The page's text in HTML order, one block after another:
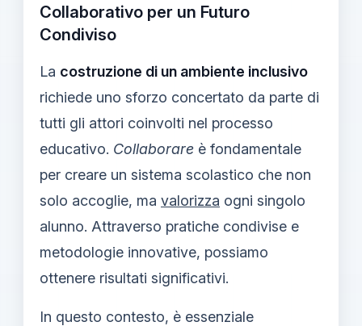
Collaborativo per un Futuro
Condiviso
La costruzione di un ambiente inclusivo
richiede uno sforzo concertato da parte di
tutti gli attori coinvolti nel processo
educativo. Collaborare è fondamentale
per creare un sistema scolastico che non
solo accoglie, ma valorizza ogni singolo
alunno. Attraverso pratiche condivise e
metodologie innovative, possiamo
ottenere risultati significativi.
In questo contesto, è essenziale